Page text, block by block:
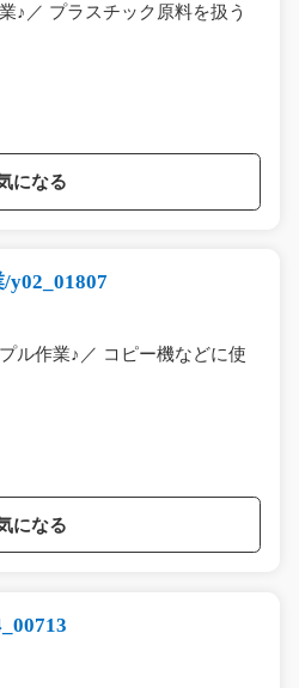
♪／ プラスチック原料を扱う
になる
y02_01807
ル作業♪／ コピー機などに使
になる